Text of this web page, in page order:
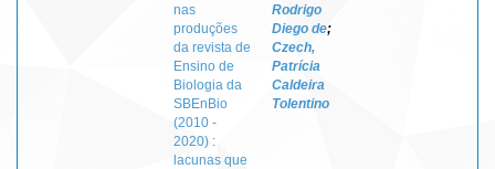
nas
produções
da revista de
Ensino de
Biologia da
SBEnBio
(2010 -
2020) :
lacunas que
Rodrigo
Diego de;
Czech,
Patrícia
Caldeira
Tolentino